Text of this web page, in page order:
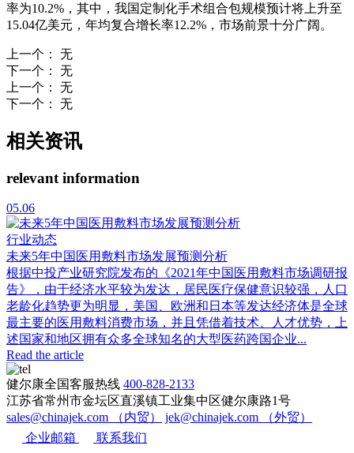
率为10.2%，其中，我国定制化手术组合包规模预计将上升至
15.04亿美元，年均复合增长率12.2%，市场前景十分广阔。
上一个 ：
无
下一个 ：
无
上一个 ：
无
下一个 ： 无
相关资讯
relevant information
05.06
行业动态
未来5年中国医用敷料市场发展预测分析
根据中投产业研究院发布的《2021年中国医用敷料市场调研报
告》，由于经济水平较为发达，居民医疗保健意识较强，人口
老龄化趋势更为明显，美国、欧洲和日本等发达经济体是全球
最主要的医用敷料消费市场，并且凭借着技术、人才优势，上
述国家和地区拥有众多全球知名的大型医药跨国企业...
Read the article
健尔康全国客服热线 400-828-2133
江苏省常州市金坛区直溪镇工业集中区健尔康路1号
sales@chinajek.com （内贸）
jek@chinajek.com （外贸）
企业邮箱
联系我们